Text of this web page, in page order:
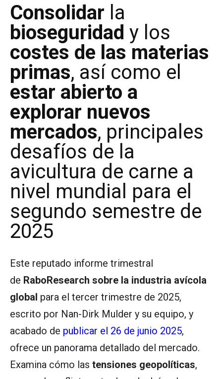
Consolidar la
bioseguridad y los
costes de las materias
primas, así como el
estar abierto a
explorar nuevos
mercados, principales
desafíos de la
avicultura de carne a
nivel mundial para el
segundo semestre de
2025
Este reputado informe trimestral
de RaboResearch sobre la industria avícola
global para el tercer trimestre de 2025,
escrito por Nan-Dirk Mulder y su equipo, y
acabado de publicar el 26 de junio 2025,
ofrece un panorama detallado del mercado.
Examina cómo las tensiones geopolíticas,